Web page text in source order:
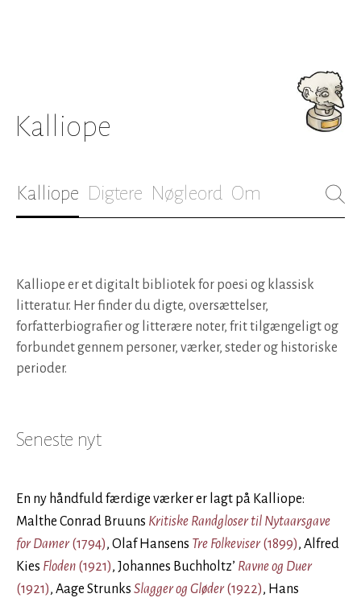
Kalliope
Kalliope Digtere Nøgleord Om
Kalliope er et digitalt bibliotek for poesi og klassisk
litteratur. Her finder du digte, oversættelser,
forfatterbiografier og litterære noter, frit tilgængeligt og
forbundet gennem personer, værker, steder og historiske
perioder.
Seneste nyt
En ny håndfuld færdige værker er lagt på Kalliope:
Malthe Conrad Bruuns Kritiske Randgloser til Nytaarsgave
for Damer(1794), Olaf Hansens Tre Folkeviser(1899), Alfred
Kies Floden (1921), Johannes Buchholtz’ Ravne og Duer
(1921), Aage Strunks Slagger og Gløder(1922), Hans